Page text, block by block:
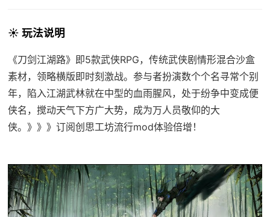
☀️ 玩法说明
《刀剑江湖路》即5款武侠RPG，传统武侠剧情形混合沙盒
素材，领略横版即时刻激战。参与者扮演数个个名寻常个别
年，陷入江湖武林就在中型的血雨腥风，处于纷争中变成便
侠名，搅动天气下方广大势，成为万人员敬仰的大
侠。》》》订阅创思工坊流行mod体验倍增！